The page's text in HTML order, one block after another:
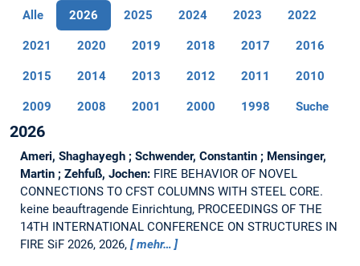
Alle 2026 2025 2024 2023 2022
2021 2020 2019 2018 2017 2016
2015 2014 2013 2012 2011 2010
2009 2008 2001 2000 1998 Suche
2026
Ameri, Shaghayegh ; Schwender, Constantin ; Mensinger,
Martin ; Zehfuß, Jochen: FIRE BEHAVIOR OF NOVEL
CONNECTIONS TO CFST COLUMNS WITH STEEL CORE.
keine beauftragende Einrichtung, PROCEEDINGS OF THE
14TH INTERNATIONAL CONFERENCE ON STRUCTURES IN
FIRE SiF 2026, 2026,
mehr…